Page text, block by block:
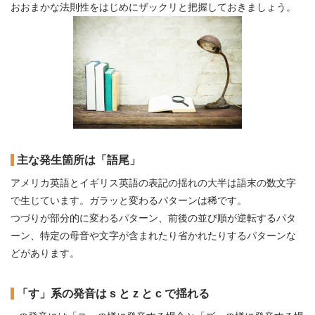
おおまかな法則性をはじめにザックリと把握しておきましょう。
主な発生箇所は「語尾」
アメリカ英語とイギリス英語の表記の揺れの大半は語末の数文字
で生じています。ガラッと変わるパターンは稀です。
つづりが部分的に変わるパターン、前後の並び順が逆転するパタ
ーン、特定の母音や文字が含まれたり省かれたりするパターンな
どがあります。
「す」系の発音は s と z と c で揺れる